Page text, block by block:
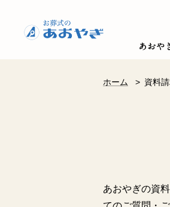
ホーム > 資料
あおやぎの資